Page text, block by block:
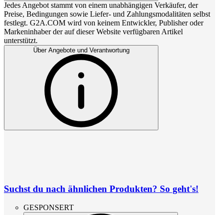
Jedes Angebot stammt von einem unabhängigen Verkäufer, der
Preise, Bedingungen sowie Liefer- und Zahlungsmodalitäten selbst
festlegt. G2A.COM wird von keinem Entwickler, Publisher oder
Markeninhaber der auf dieser Website verfügbaren Artikel
unterstützt.
Über Angebote und Verantwortung
Suchst du nach ähnlichen Produkten? So geht's!
GESPONSERT